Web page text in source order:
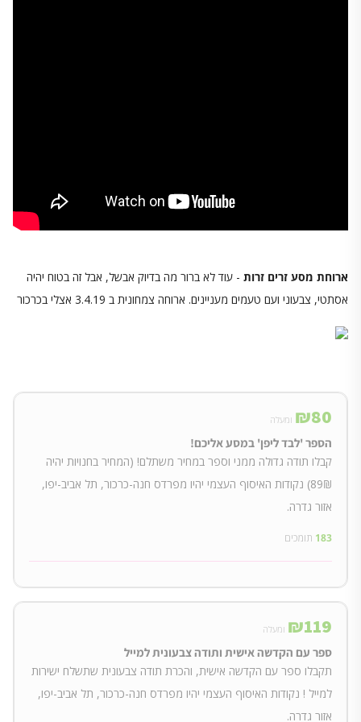
ארוחת מסע זרים זרות - עוד לא ברור מה בדיוק אבשל, אבל זה בטוח יהיה
אסתטי, צבעוני ועם טעמים מעניינים. ארוחה צמחונית ב 3.4.19 אצלי בכרכור
₪80 ומעלה
הספר 'לבד ליפן' במסע אליכם!
קבלו תודה גדולה ממני וספר במחיר משתלם! (המחיר בחנויות יהיה
89₪) נקודות האיסוף העצמי יהיו מפרדס חנה-כרכור, תל אביב-יפו,
אזור גדרה.
183 תומכים
₪119 ומעלה
ספר עם הקדשה אישית ותודה צבעונית למייל
תקבלו ספר עם הקדשה אישית, והכרת תודה צבעונית שתשלח ישירות
למייל ! נקודות האיסוף העצמי יהיו מפרדס חנה-כרכור, תל אביב-יפו,
אזור גדרה.